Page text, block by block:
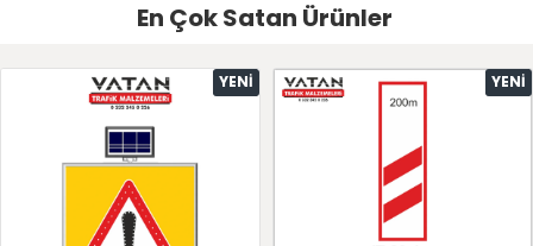
En Çok Satan Ürünler
YENI YENI